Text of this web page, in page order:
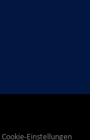
Cookie-Einstellungen